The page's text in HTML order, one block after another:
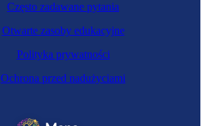
Często zadawane pytania
Otwarte zasoby edukacyjne
Polityka prywatności
Ochrona przed nadużyciami